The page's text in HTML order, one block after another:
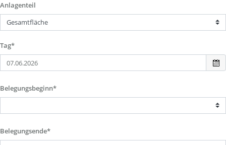
Anlagenteil
Tag*
Belegungsbeginn*
Belegungsende*